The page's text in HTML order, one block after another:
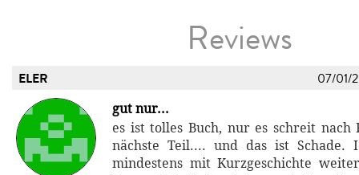
Reviews
ELER 07/01/
gut nur...
es ist tolles Buch, nur es schreit nach
nächste Teil.... und das ist Schade.
mindestens mit Kurzgeschichte